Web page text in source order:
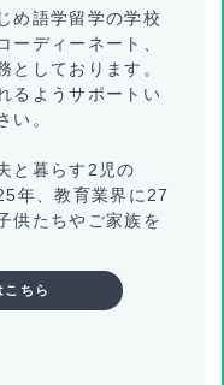
め語学留学の学校
ーディーネート、
としております。
るようサポートい
い。
と暮らす2児の
年、教育業界に27
供たちやご家族を
こちら